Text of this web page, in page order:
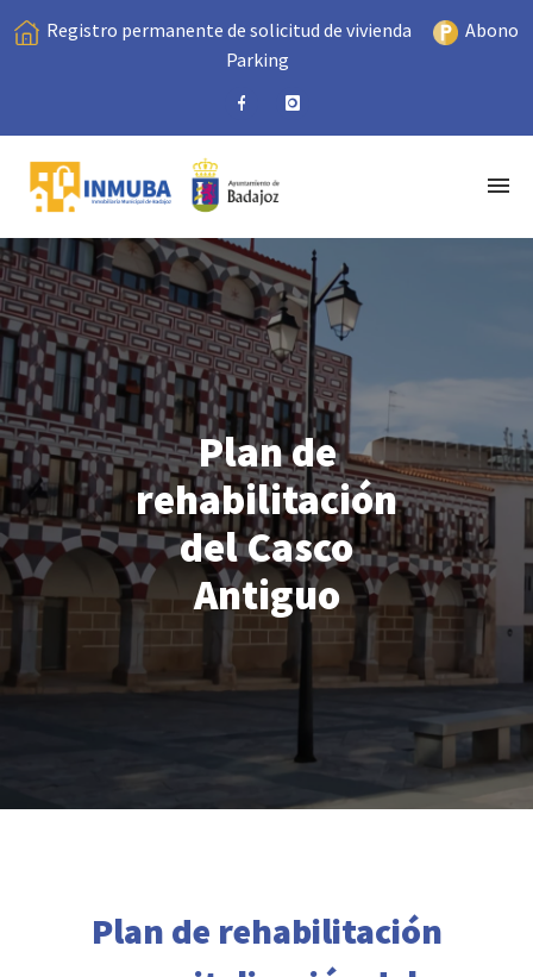
Registro permanente de solicitud de vivienda
Abono
Parking
Plan de
rehabilitación
del Casco
Antiguo
Plan de rehabilitación